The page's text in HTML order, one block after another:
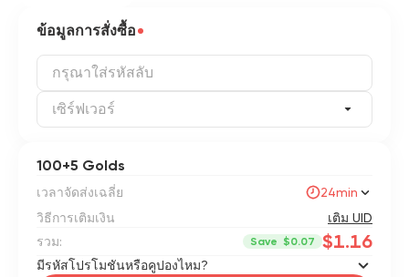
ข้อมูลการสั่งซื้อ
เซิร์ฟเวอร์
100+5 Golds
เวลาจัดส่งเฉลี่ย
24min
วิธีการเติมเงิน
เติม UID
รวม:
Save $0.07 $1.16
มีรหัสโปรโมชันหรือคูปองไหม?